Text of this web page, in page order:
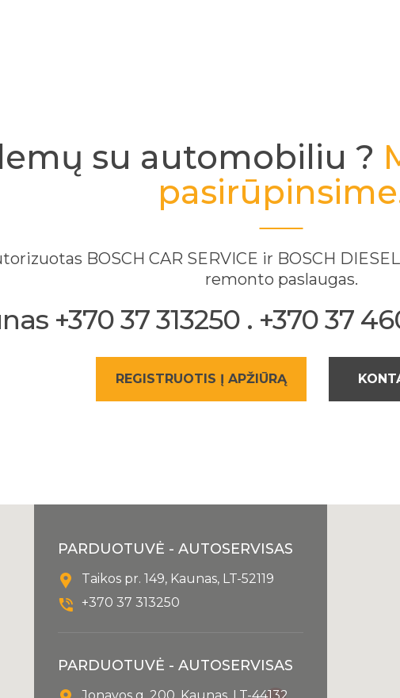
su automobiliu ?
BOSCH CAR SERVICE ir BOSCH
remonto paslaugas.
+370 37 313250 . +370 37
REGISTRUOTIS Į APŽIŪRĄ
PARDUOTUVĖ - AUTOSERVISAS
Taikos pr. 149, Kaunas, LT-52119
+370 37 313250
PARDUOTUVĖ - AUTOSERVISAS